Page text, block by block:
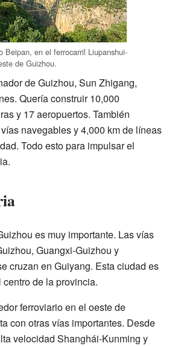
Beipan, en el ferrocarril Liupanshui-
de Guizhou.
de Guizhou, Sun Zhigang,
Quería construir 10,000
y 17 aeropuertos. También
navegables y 4,000 km de líneas
Todo esto para impulsar el
es muy importante. Las vías
Guangxi-Guizhou y
cruzan en Guiyang. Esta ciudad es
de la provincia.
ferroviario en el oeste de
con otras vías importantes. Desde
velocidad Shanghái-Kunming y